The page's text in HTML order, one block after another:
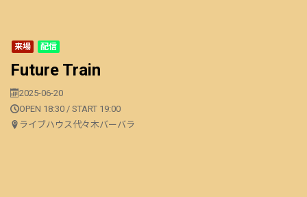
来場 配信
Future Train
2025-06-20
OPEN 18:30 / START 19:00
ライブハウス代々木バーバラ